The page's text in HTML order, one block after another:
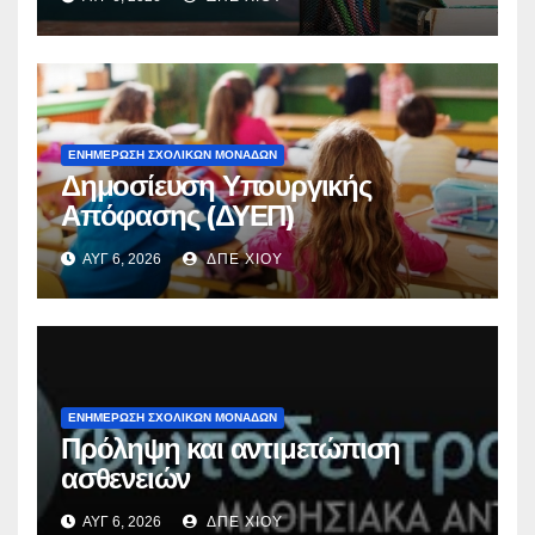
ΕΝΗΜΕΡΩΣΗ ΣΧΟΛΙΚΩΝ ΜΟΝΑΔΩΝ
Δημοσίευση Υπουργικής
Απόφασης (ΔΥΕΠ)
ΑΥΓ 6, 2026 ΔΠΕ ΧΙΟΥ
ΕΝΗΜΕΡΩΣΗ ΣΧΟΛΙΚΩΝ ΜΟΝΑΔΩΝ
Πρόληψη και αντιμετώπιση
ασθενειών
ΑΥΓ 6, 2026 ΔΠΕ ΧΙΟΥ